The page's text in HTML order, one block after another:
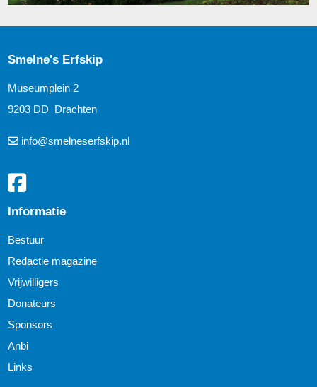
Smelne's Erfskip
Museumplein 2
9203 DD Drachten
info@smelneserfskip.nl
Informatie
Bestuur
Redactie magazine
Vrijwilligers
Donateurs
Sponsors
Anbi
Links